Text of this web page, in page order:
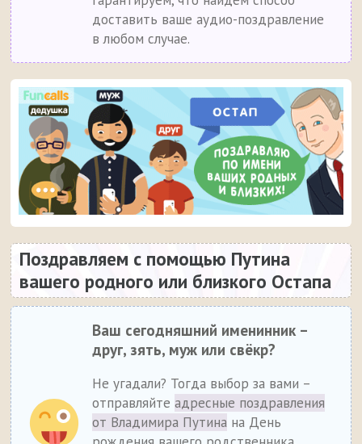
доставить ваше аудио-поздравление
в любом случае.
Поздравляем с помощью Путина
вашего родного или близкого Остапа
Ваш сегодняшний именинник –
друг, зять, муж или свёкр?
Не угадали? Тогда выбор за вами –
отправляйтеадресные поздравления
от Владимира Путина на День